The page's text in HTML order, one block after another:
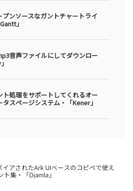
ンソースなガントチャートライ
」
音声ファイルにしてダウンロー
処理をサポートしてくれるオー
スページシステム・「Kener」
アされたArk UIベースのコピペで使え
集・「Djamla」